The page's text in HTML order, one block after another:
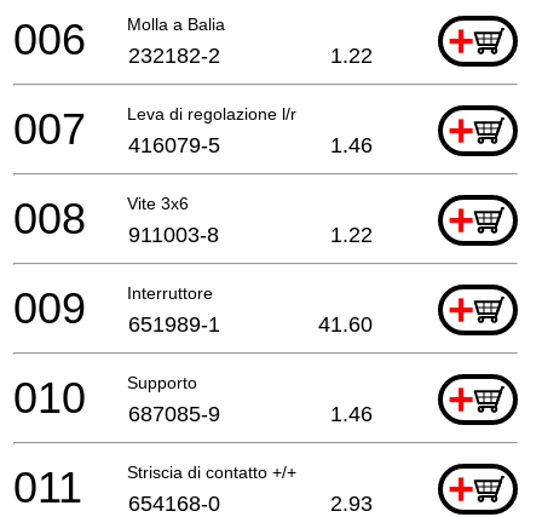
Molla a Balia +
006 232182-2 1.22
Leva di regolazione l/r +
007 416079-5 1.46
Vite 3x6 +
008 911003-8 1.22
Interruttore +
009 651989-1 41.60
Supporto +
010 687085-9 1.46
Striscia di contatto +/+ +
011 654168-0 2.93